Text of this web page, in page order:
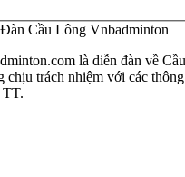
Cầu Lông Vnbadminton
là diễn đàn về
chịu trách nhiệm với các